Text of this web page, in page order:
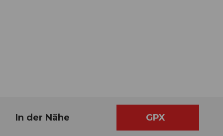
In der Nähe GPX